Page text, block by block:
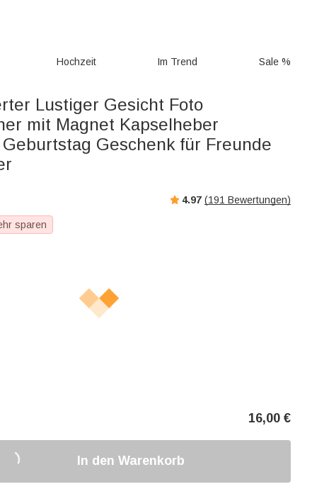
Hochzeit Im Trend Sale %
Lustiger Gesicht Foto
mit Magnet Kapselheber
Geschenk für Freunde
4.97 (191 Bewertungen)
sparen
16,00 €
In den Warenkorb